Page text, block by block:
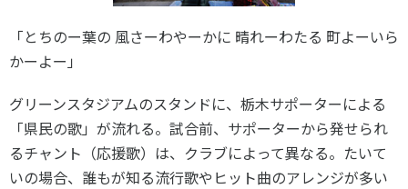
「とちのー葉の 風さーわやーかに 晴れーわたる 町よーいら
かーよー」
グリーンスタジアムのスタンドに、栃木サポーターによる
「県民の歌」が流れる。試合前、サポーターから発せられ
るチャント（応援歌）は、クラブによって異なる。たいて
いの場合、誰もが知る流行歌やヒット曲のアレンジが多い